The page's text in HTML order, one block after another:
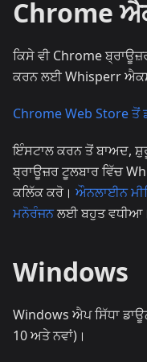
Chrome
ਕਿਸੇ ਵੀ Chrome
ਕਰਨ ਲਈ Whisperr
Chrome Web Store
ਇੰਸਟਾਲ ਕਰਨ ਤੋਂ ਬਾਅਦ,
ਬ੍ਰਾਊਜ਼ਰ ਟੂਲਬਾਰ ਵਿੱਚ
ਕਲਿੱਕ ਕਰੋ। ਔਨਲਾਈਨ
ਮਨੋਰੰਜਨਲਈ ਬਹੁਤ ਵਧੀਆ।
Windows
Windows ਐਪ ਸਿੱਧਾ
10 ਅਤੇ ਨਵਾਂ)।